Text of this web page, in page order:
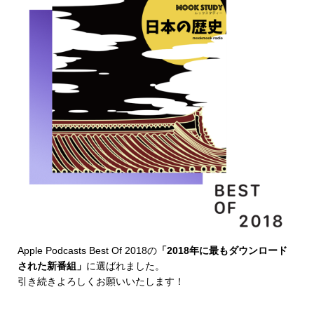
Apple Podcasts Best Of 2018の「2018年に最もダウンロード
された新番組」 に選ばれました。
引き続きよろしくお願いいたします！